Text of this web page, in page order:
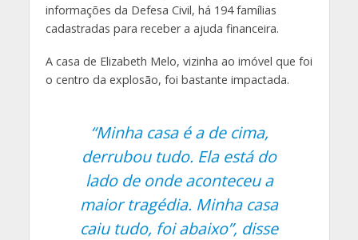
informações da Defesa Civil, há 194 famílias
cadastradas para receber a ajuda financeira.
A casa de Elizabeth Melo, vizinha ao imóvel que foi
o centro da explosão, foi bastante impactada.
“Minha casa é a de cima,
derrubou tudo. Ela está do
lado de onde aconteceu a
maior tragédia. Minha casa
caiu tudo, foi abaixo”, disse